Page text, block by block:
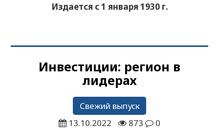
Издается с 1 января 1930 г.
Инвестиции: регион в
лидерах
Свежий выпуск
13.10.2022
873 0